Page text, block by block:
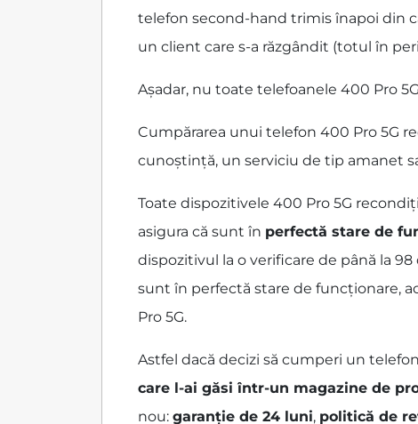
telefon second-hand trimis înapoi din
un client care s-a răzgândit (totul în
Așadar, nu toate telefoanele 400 Pro
Cumpărarea unui telefon 400 Pro 5G
cunoștință, un serviciu de tip amanet
Toate dispozitivele 400 Pro 5G
asigura că sunt în perfectă stare de
dispozitivul la o verificare de până la
sunt în perfectă stare de funcționare,
Pro 5G.
Astfel dacă decizi să cumperi un
care l-ai găsi într-un magazine de
nou: garanție de 24 luni, politică de